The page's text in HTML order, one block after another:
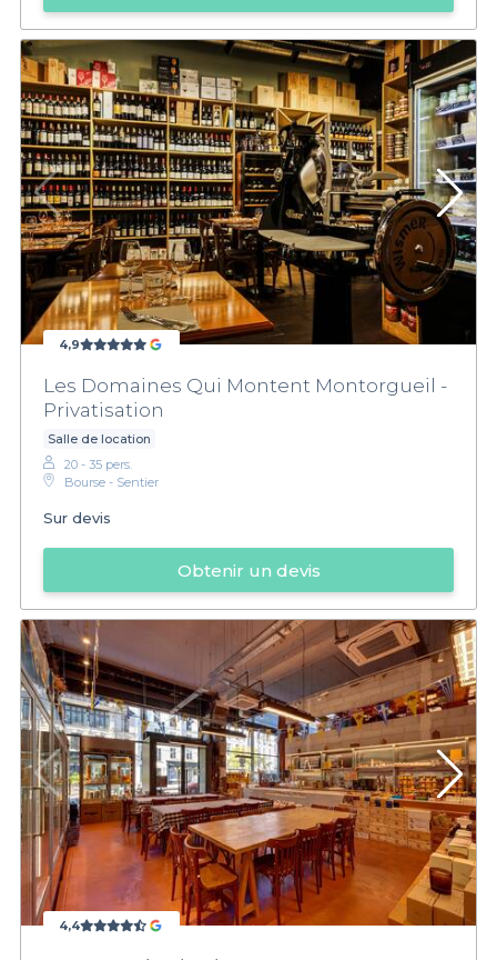
4,9
Les Domaines Qui Montent Montorgueil -
Privatisation
Salle de location
20 - 35 pers.
Bourse - Sentier
Sur devis
Obtenir un devis
4,4